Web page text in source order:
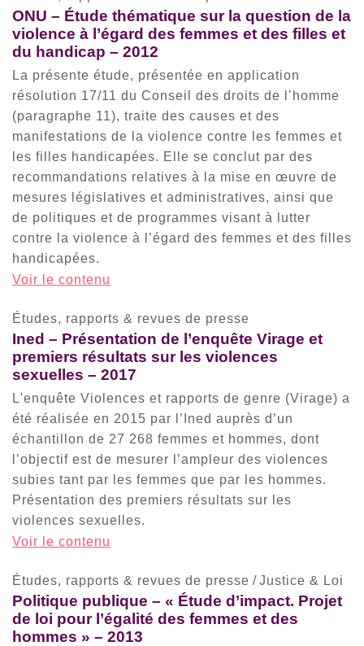
ONU – Étude thématique sur la question de la
violence à l’égard des femmes et des filles et
du handicap – 2012
La présente étude, présentée en application
résolution 17/11 du Conseil des droits de l’homme
(paragraphe 11), traite des causes et des
manifestations de la violence contre les femmes et
les filles handicapées. Elle se conclut par des
recommandations relatives à la mise en œuvre de
mesures législatives et administratives, ainsi que
de politiques et de programmes visant à lutter
contre la violence à l’égard des femmes et des filles
handicapées.
Voir le contenu
Études, rapports & revues de presse
Ined – Présentation de l’enquête Virage et
premiers résultats sur les violences
sexuelles – 2017
L'enquête Violences et rapports de genre (Virage) a
été réalisée en 2015 par l’Ined auprès d’un
échantillon de 27 268 femmes et hommes, dont
l’objectif est de mesurer l’ampleur des violences
subies tant par les femmes que par les hommes.
Présentation des premiers résultats sur les
violences sexuelles.
Voir le contenu
Études, rapports & revues de presse /Justice & Loi
Politique publique – « Étude d’impact. Projet
de loi pour l’égalité des femmes et des
hommes » – 2013